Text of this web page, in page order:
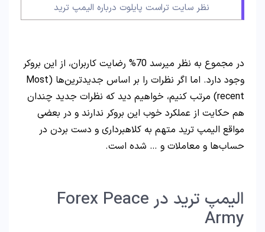
نظر سایت تراست پایلوت درباره الیمپ ترید
در مجموع به نظر میرسد 70% رضایت کاربران، از این بروکر
وجود دارد. اما اگر نظرات را بر اساس جدیدترین‌ها (Most
recent) مرتب کنیم، خواهیم دید که نظرات جدید چندان
هم حکایت از عملکرد خوب این بروکر ندارند و در بعضی
مواقع الیمپ ترید متهم به کلاهبرداری و دست بردن در
حساب‌ها و معاملات و … شده است.
الیمپ ترید در Forex Peace
Army